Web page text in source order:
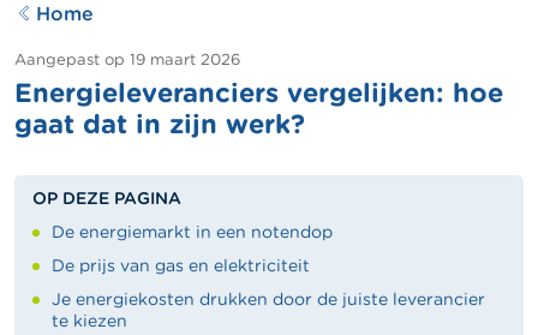
Home
Aangepast op 19 maart 2026
Energieleveranciers vergelijken: hoe
gaat dat in zijn werk?
OP DEZE PAGINA
De energiemarkt in een notendop
De prijs van gas en elektriciteit
Je energiekosten drukken door de juiste leverancier
te kiezen